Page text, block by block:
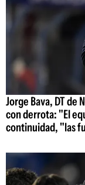
Jorge Bava, DT de
con derrota: "El
continuidad, "las